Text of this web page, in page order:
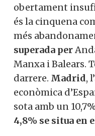
obertament
és la cinquena
més
superada per
Manxa i Balears.
darrere. Madrid,
econòmica
sota amb un
4,8% se situa en